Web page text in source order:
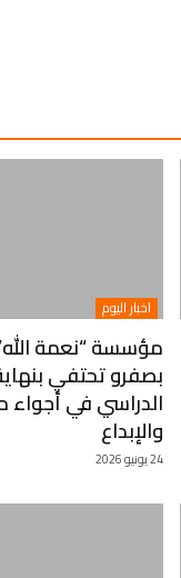
اخبار اليوم
مؤسسة “نعمة
بصفرو تحتفي
الدراسي في أجواء
والإبداع
24 يونيو 2026